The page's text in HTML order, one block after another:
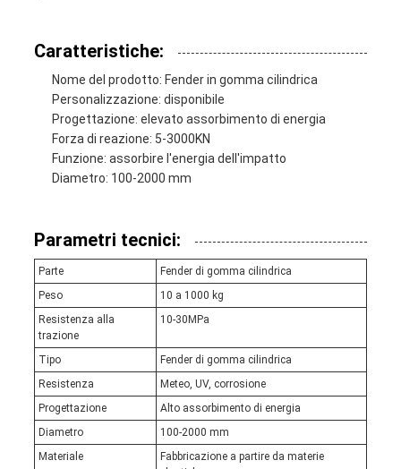
Caratteristiche:
Nome del prodotto: Fender in gomma cilindrica
Personalizzazione: disponibile
Progettazione: elevato assorbimento di energia
Forza di reazione: 5-3000KN
Funzione: assorbire l'energia dell'impatto
Diametro: 100-2000 mm
Parametri tecnici:
Parte
Fender di gomma cilindrica
Peso
10 a 1000 kg
Resistenza alla
trazione
10-30MPa
Tipo
Fender di gomma cilindrica
Resistenza
Meteo, UV, corrosione
Progettazione
Alto assorbimento di energia
Diametro
100-2000 mm
Materiale
Fabbricazione a partire da materie